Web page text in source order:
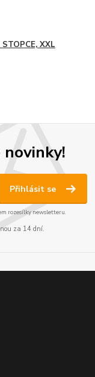
XXL
Přihlásit se
rozesílky newsletteru.
za 14 dní.